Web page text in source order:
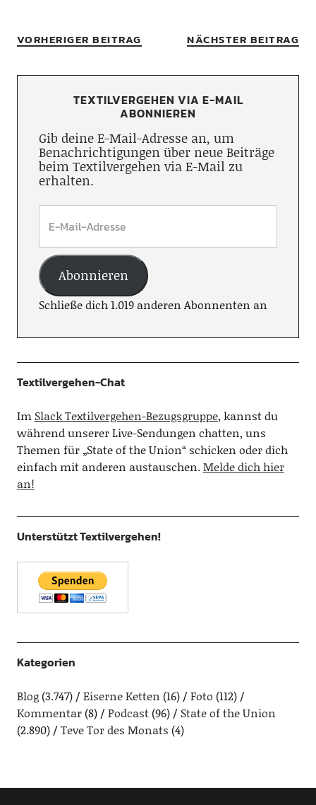
VORHERIGER BEITRAG NÄCHSTER BEITRAG
TEXTILVERGEHEN VIA E-MAIL
ABONNIEREN
Gib deine E-Mail-Adresse an, um
Benachrichtigungen über neue Beiträge
beim Textilvergehen via E-Mail zu
erhalten.
Abonnieren
Schließe dich 1.019 anderen Abonnenten an
Textilvergehen-Chat
Im Slack Textilvergehen-Bezugsgruppe, kannst du
während unserer Live-Sendungen chatten, uns
Themen für „State of the Union“ schicken oder dich
einfach mit anderen austauschen.Melde dich hier
an!
Unterstützt Textilvergehen!
Kategorien
Blog(3.747) Eiserne Ketten (16) Foto (112)
Kommentar(8) Podcast(96)
State of the Union
(2.890)
Teve Tor des Monats (4)